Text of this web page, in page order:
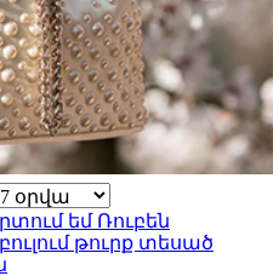
եմ Ռուբեն
թուրք տեսած